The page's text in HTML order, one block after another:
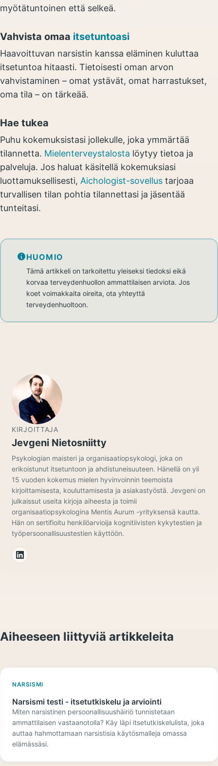
myötätuntoinen että selkeä.
Vahvista omaa itsetuntoasi
Haavoittuvan narsistin kanssa eläminen kuluttaa
itsetuntoa hitaasti. Tietoisesti oman arvon
vahvistaminen – omat ystävät, omat harrastukset,
oma tila – on tärkeää.
Hae tukea
Puhu kokemuksistasi jollekulle, joka ymmärtää
tilannetta. Mielenterveystalosta löytyy tietoa ja
palveluja. Jos haluat käsitellä kokemuksiasi
luottamuksellisesti, Aichologist-sovellus tarjoaa
turvallisen tilan pohtia tilannettasi ja jäsentää
tunteitasi.
HUOMIO
Tämä artikkeli on tarkoitettu yleiseksi tiedoksi eikä
korvaa terveydenhuollon ammattilaisen arviota. Jos
koet voimakkaita oireita, ota yhteyttä
terveydenhuoltoon.
KIRJOITTAJA
Jevgeni Nietosniitty
Psykologian maisteri ja organisaatiopsykologi, joka on
erikoistunut itsetuntoon ja ahdistuneisuuteen. Hänellä on yli
15 vuoden kokemus mielen hyvinvoinnin teemoista
kirjoittamisesta, kouluttamisesta ja asiakastyöstä. Jevgeni on
julkaissut useita kirjoja aiheesta ja toimii
organisaatiopsykologina Mentis Aurum -yrityksensä kautta.
Hän on sertifioitu henkilöarvioija kognitiivisten kykytestien ja
työpersoonallisuustestien käyttöön.
Aiheeseen liittyviä artikkeleita
NARSISMI
Narsismi testi - itsetutkiskelu ja arviointi
Miten narsistinen persoonallisuushäiriö tunnistetaan
ammattilaisen vastaanotolla? Käy läpi itsetutkiskelulista, joka
auttaa hahmottamaan narsistisia käytösmalleja omassa
elämässäsi.